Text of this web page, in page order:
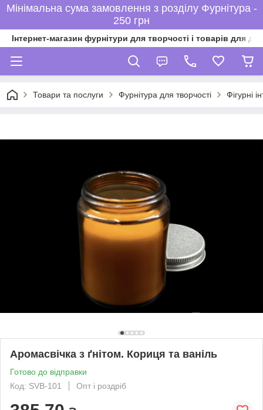
Мінімальна сума замовлення з розділу Фурнітура -
250 грн
Інтернет-магазин фурнітури для творчості і товарів для
Товари та послуги Фурнітура для творчості Фігурні
Аромасвічка з ґнітом. Кориця та ваніль
Готово до відправки
Код: SVB-101
Опт і роздріб